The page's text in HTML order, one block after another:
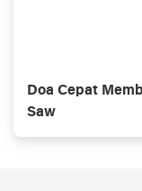
Doa Cepat
Saw